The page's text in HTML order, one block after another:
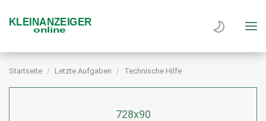
Startseite Letzte Aufgaben Technische Hilfe
728x90